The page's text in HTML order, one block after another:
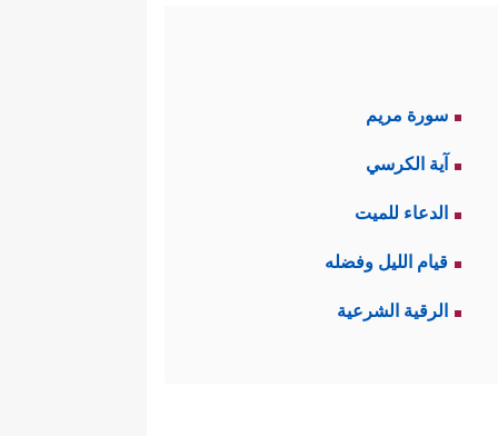
سورة مريم
آية الكرسي
الدعاء للميت
قيام الليل وفضله
الرقية الشرعية